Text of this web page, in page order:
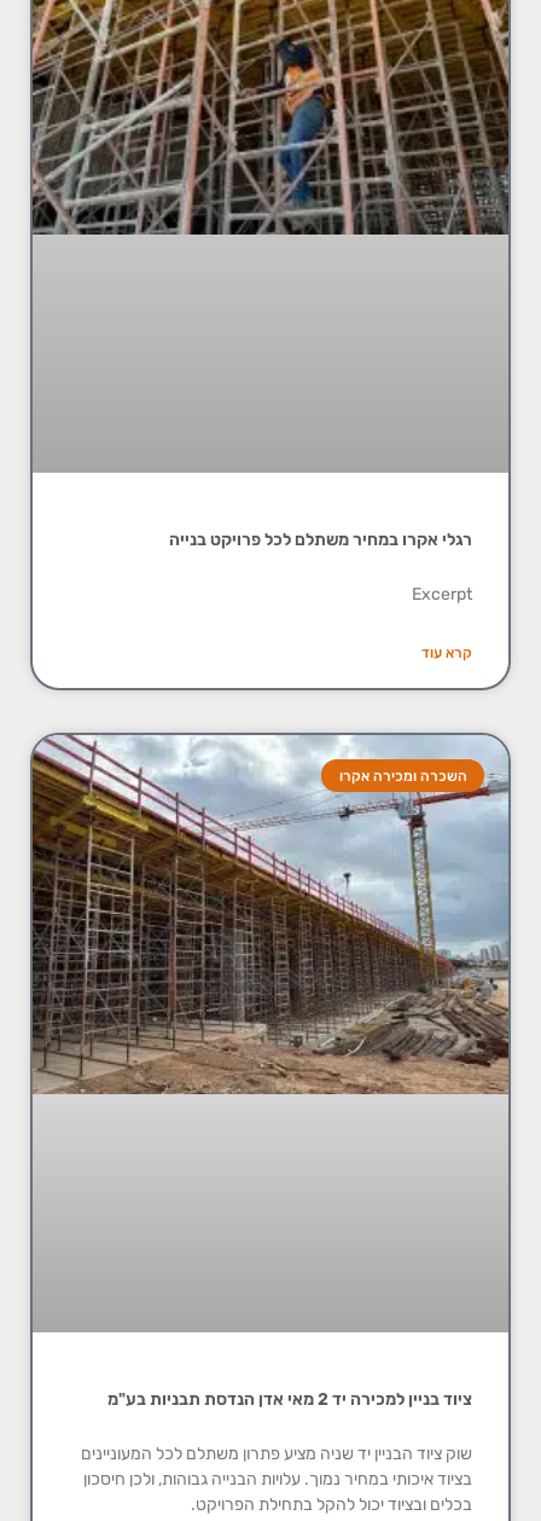
רגלי אקרו במחיר משתלם לכל פרויקט בנייה
Excerpt
קרא עוד
השכרה ומכירה אקרו
ציוד בניין למכירה יד 2 מאי אדן הנדסת תבניות בע"מ
שוק ציוד הבניין יד שניה מציע פתרון משתלם לכל המעוניינים
בציוד איכותי במחיר נמוך. עלויות הבנייה גבוהות, ולכן חיסכון
בכלים ובציוד יכול להקל בתחילת הפרויקט.